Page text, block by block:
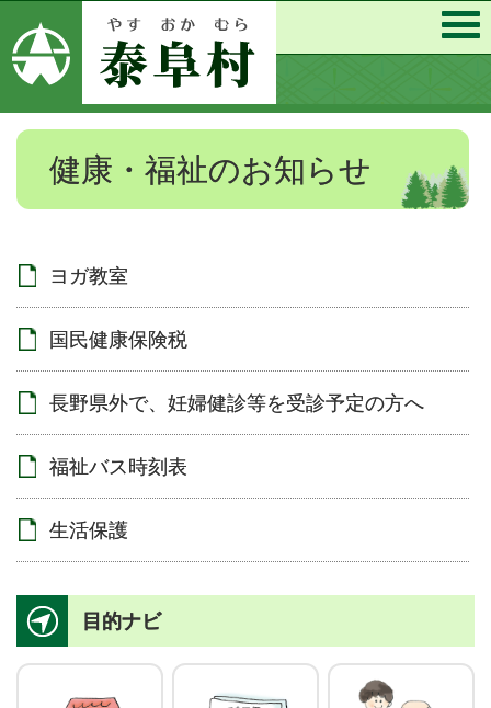
健康・福祉のお知らせ
ヨガ教室
国民健康保険税
長野県外で、妊婦健診等を受診予定の方へ
福祉バス時刻表
生活保護
目的ナビ